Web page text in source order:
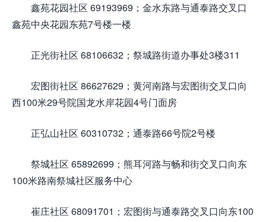
鑫苑花园社区 69193969；金水东路与通泰路交叉口
鑫苑中央花园东苑7号楼一楼
正光街社区 68106632；祭城路街道办事处3楼311
宏图街社区 86627629；黄河南路与宏图街交叉口向
西100米29号院国龙水岸花园4号门面房
正弘山社区 60310732；通泰路66号院2号楼
祭城社区 65892699；熊耳河路与畅和街交叉口向东
100米路南祭城社区服务中心
崔庄社区 68091701；宏图街与通泰路交叉口向东100